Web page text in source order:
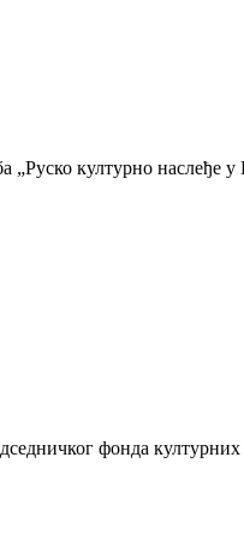
културно наслеђе у
фонда културних